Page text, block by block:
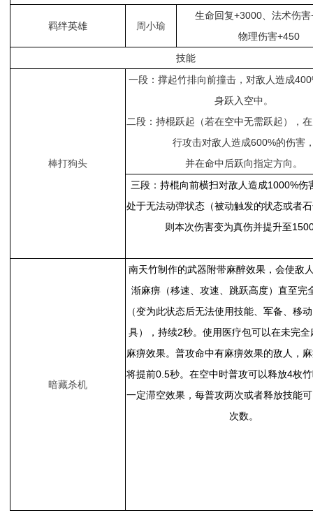
羁绊英雄 周小瑜
生命回复+3000、法术伤
物理伤害+450
技能
棒打狗头
一段：撑起竹排向前撞击，对敌人造成
身跃入空中。
二段：持棍跃起（若在空中无需跃起），
行攻击对敌人造成600%的伤害
并在命中后跃向指定方向。
三段：持棍向前横扫对敌人造成1000%伤
处于无法动弹状态（被动触发的状态或者
则本次伤害变为真伤并提升至
暗藏杀机
南天竹制作的武器附带麻醉效果，会使敌
渐麻痹（移速、攻速、跳跃高度）直至完
（变为此状态后无法使用技能、军备、移
具），持续2秒。使用医疗包可以在未完全
麻痹效果。普攻命中有麻痹效果的敌人，
将提前0.5秒。在空中时普攻可以释放4枚
一定滞空效果，每普攻两次或者释放技能
次数。